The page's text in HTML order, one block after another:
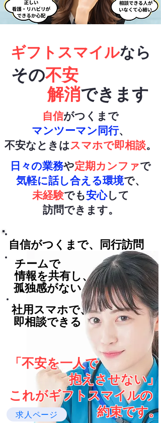
ギフトスマイルなら
その不安
解消できます
自信がつくまで
マンツーマン同行、
不安なときはスマホで即相談。
日々の業務や定期カンファで
気軽に話し合える環境で、
未経験でも安心して
訪問できます。
自信がつくまで、同行訪問
社用スマホで、
即相談できる
チームで
情報を​共有し、
孤独感がない
「不安を一人で
抱えさせない」
これがギフトスマイルの
約束です。
求人ページ